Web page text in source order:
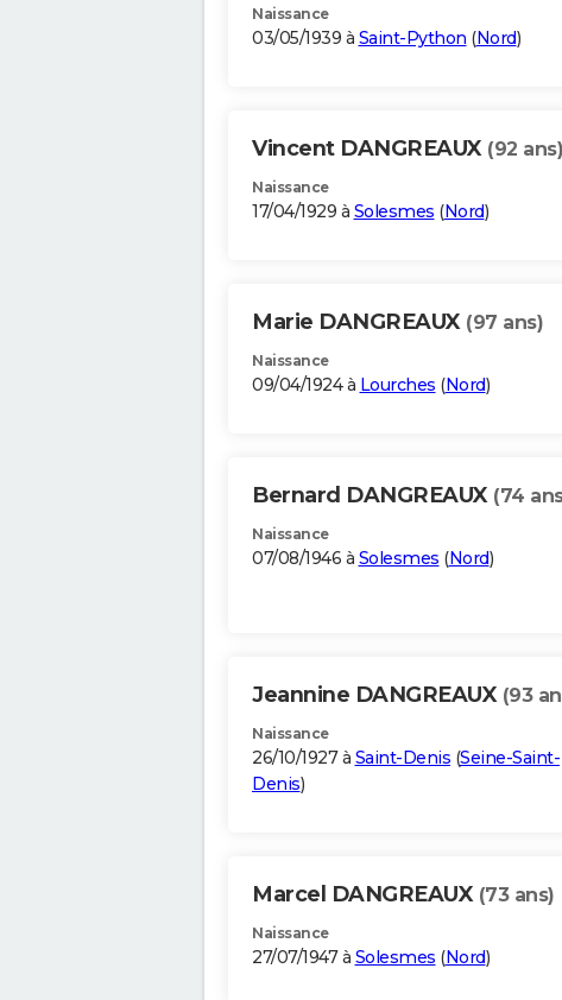
Naissance
03/05/1939 à Saint-Python (Nord)
Vincent DANGREAUX (92 ans)
Naissance
17/04/1929 à Solesmes (Nord)
Marie DANGREAUX (97 ans)
Naissance
09/04/1924 à Lourches (Nord)
Bernard DANGREAUX (74
Naissance
07/08/1946 à Solesmes (Nord)
Jeannine DANGREAUX (93
Naissance
26/10/1927 à Saint-Denis (Seine-Saint-
Denis)
Marcel DANGREAUX (73 ans)
Naissance
27/07/1947 à Solesmes (Nord)